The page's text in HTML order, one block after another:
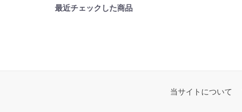
最近チェックした商品
当サイトについて